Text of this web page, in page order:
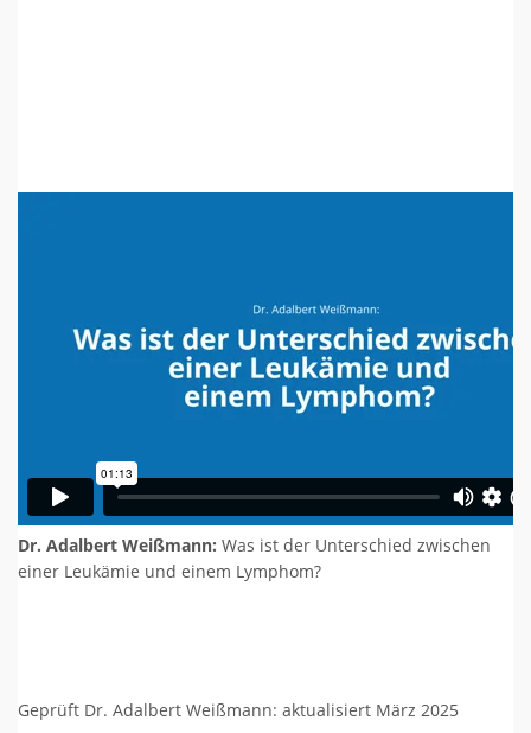
Dr. Adalbert Weißmann: Was ist der Unterschied zwischen
einer Leukämie und einem Lymphom?
Geprüft Dr. Adalbert Weißmann: aktualisiert März 2025